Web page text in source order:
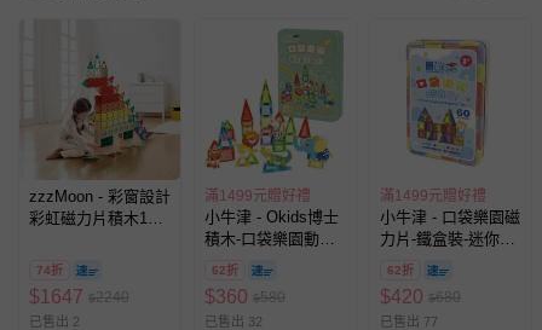
zzzMoon - 彩窗設計
彩虹磁力片積木110
74折
$1647 $2240
已售出 2
滿1499元贈好禮
小牛津 - Okids博士
積木-口袋樂園動物
森林磁力片-鐵盒裝/
迷你磁力片/STEAM
玩具-45pcs
62折
$360 $580
已售出 32
滿1499元贈好禮
小牛津 - 口袋樂園磁
力片-鐵盒裝-迷你磁
力片60pcs
62折
$420 $680
已售出 77